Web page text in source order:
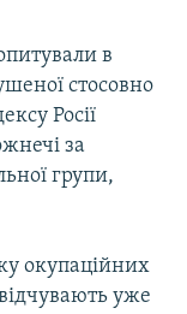
в
стосовно
Росії
за
групи,
окупаційних
уже